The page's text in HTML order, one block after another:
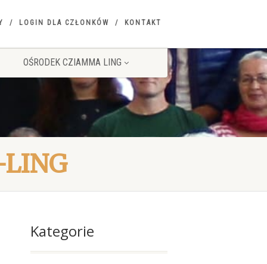
LOGIN DLA CZŁONKÓW KONTAKT
OŚRODEK CZIAMMA LING
Kategorie